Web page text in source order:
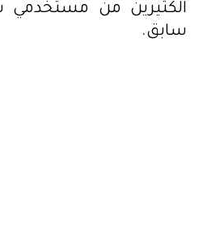
الكثيرين من
سابق.